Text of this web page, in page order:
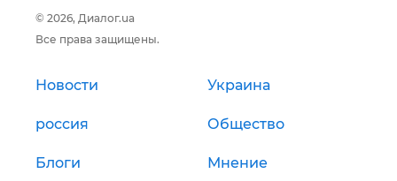
© 2026, Диалог.ua
Все права защищены.
Новости Украина
россия Общество
Блоги Мнение